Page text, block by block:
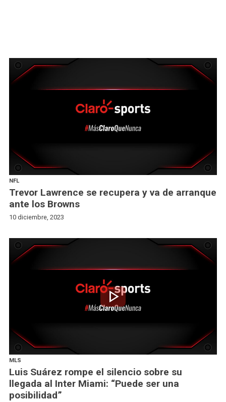
NFL
Trevor Lawrence se recupera y va de arranque
ante los Browns
10 diciembre, 2023
play_arrow
MLS
Luis Suárez rompe el silencio sobre su
llegada al Inter Miami: “Puede ser una
posibilidad”